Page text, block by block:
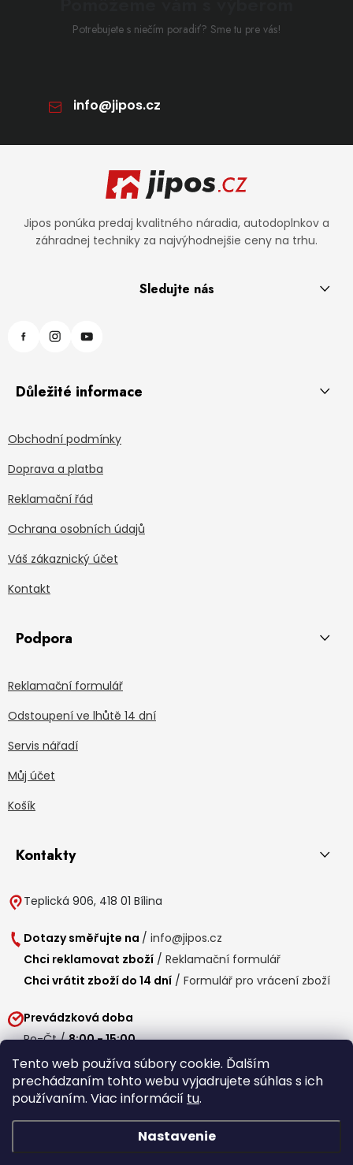
Tento web používa súbory cookie. Ďalším
prechádzaním tohto webu vyjadrujete súhlas s ich
používaním. Viac informácií tu.
Nastavenie
Potrebujete s niečím poradiť? Sme tu pre vás!
info@jipos.cz
Zápätie
Jipos ponúka predaj kvalitného náradia, autodoplnkov a
záhradnej techniky za najvýhodnejšie ceny na trhu.
Sledujte nás
Důležité informace
Obchodní podmínky
Doprava a platba
Reklamační řád
Ochrana osobních údajů
Váš zákaznický účet
Kontakt
Podpora
Reklamační formulář
Odstoupení ve lhůtě 14 dní
Servis nářadí
Můj účet
Košík
Kontakty
Teplická 906, 418 01 Bílina
Dotazy směřujte na / info@jipos.cz
Chci reklamovat zboží / Reklamační formulář
Chci vrátit zboží do 14 dní / Formulář pro vrácení zboží
Prevádzková doba
Po-Čt /8:00 - 15:00
Pá / 7:30 - 14:30
Obedňajšia prestávka /11:00 - 11:30
Copyright 2026